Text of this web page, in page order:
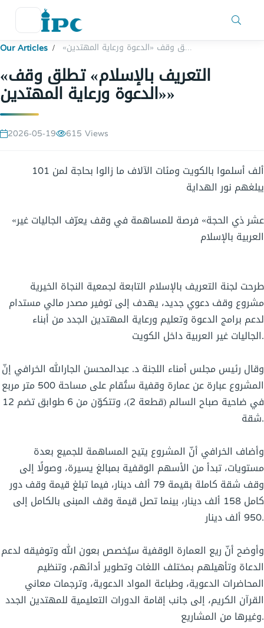
Our Articles «التعريف بالإسلام» تطلق وقف «الدعوة ورعاية المهتدين»
«التعريف بالإسلام» تطلق وقف
«الدعوة ورعاية المهتدين»
2026-05-19 615 Views
101 ألف أسلموا بالكويت ومئات الآلاف ما زالوا بحاجة لمن
يبلغهم نور الهداية
«عشر ذي الحجة» فرصة للمساهمة في وقف يعرّف الجاليات غير
العربية بالإسلام
طرحت لجنة التعريف بالإسلام التابعة لجمعية النجاة الخيرية
مشروع وقف دعوي جديد، يهدف إلى توفير مصدر مالي مستدام
لدعم برامج الدعوة وتعليم ورعاية المهتدين الجدد من أبناء
الجاليات غير العربية داخل الكويت.
وقال رئيس مجلس أمناء اللجنة د. عبدالمحسن الجارالله الخرافي إنّ
المشروع عبارة عن عمارة وقفية ستُقام على مساحة 500 متر مربع
في ضاحية صباح السالم (قطعة 2)، وتتكوّن من 6 طوابق تضم 12
شقة.
وأضاف الخرافي أنّ المشروع يتيح المساهمة للجميع بعدة
مستويات، تبدأ من الأسهم الوقفية بمبالغ يسيرة، وصولًا إلى
وقف شقة كاملة بقيمة 79 ألف دينار، فيما تبلغ قيمة وقف دور
كامل 158 ألف دينار، بينما تصل قيمة وقف المبنى بالكامل إلى
950 ألف دينار.
وأوضح أنّ ريع العمارة الوقفية سيُخصص بعون الله وتوفيقه لدعم
الدعاة وتأهيلهم بمختلف اللغات وتطوير أدائهم، وتنظيم
المحاضرات الدعوية، وطباعة المواد الدعوية، وترجمات معاني
القرآن الكريم، إلى جانب إقامة الدورات التعليمية للمهتدين الجدد
وغيرها من المشاريع.